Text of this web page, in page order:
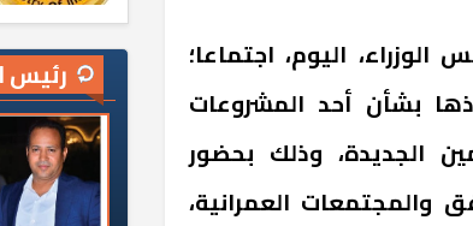
اليوم، اجتماعا؛
بشأن أحد المشروعات
الجديدة، وذلك بحضور
والمجتمعات العمرانية،
رئيس